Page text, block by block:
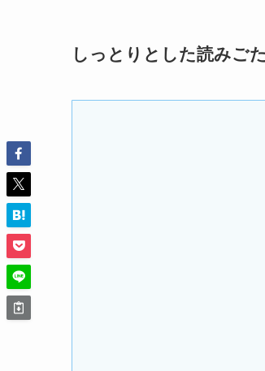
しっとりとした読みご